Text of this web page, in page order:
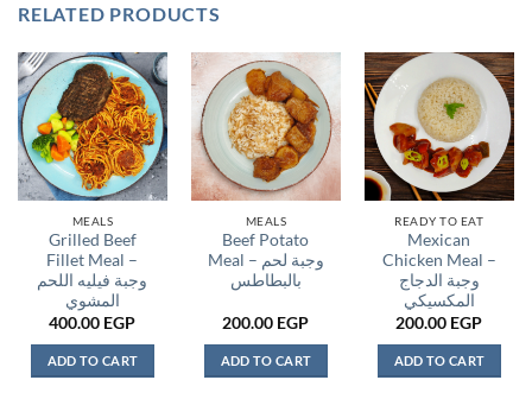
RELATED PRODUCTS
MEALS
Grilled Beef
Fillet Meal –
وجبة فيليه اللحم
المشوي
400.00 EGP
ADD TO CART
MEALS
Beef Potato
Meal – وجبة لحم
بالبطاطس
200.00 EGP
ADD TO CART
READY TO EAT
Mexican
Chicken Meal –
وجبة الدجاج
المكسيكي
200.00 EGP
ADD TO CART